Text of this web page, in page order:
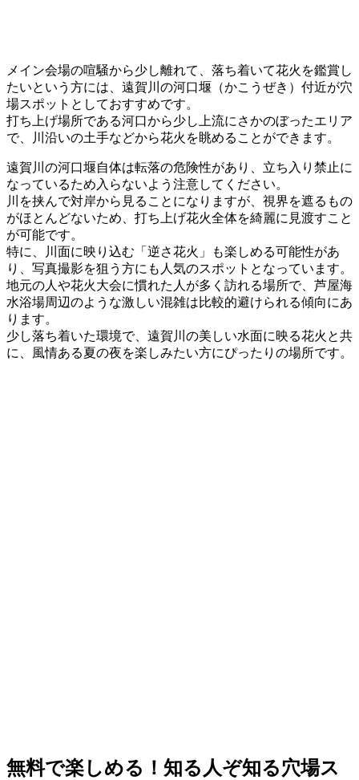
メイン会場の喧騒から少し離れて、落ち着いて花火を鑑賞し
たいという方には、遠賀川の河口堰（かこうぜき）付近が穴
場スポットとしておすすめです。
打ち上げ場所である河口から少し上流にさかのぼったエリア
で、川沿いの土手などから花火を眺めることができます。
遠賀川の河口堰自体は転落の危険性があり、立ち入り禁止に
なっているため入らないよう注意してください。
川を挟んで対岸から見ることになりますが、視界を遮るもの
がほとんどないため、打ち上げ花火全体を綺麗に見渡すこと
が可能です。
特に、川面に映り込む「逆さ花火」も楽しめる可能性があ
り、写真撮影を狙う方にも人気のスポットとなっています。
地元の人や花火大会に慣れた人が多く訪れる場所で、芦屋海
水浴場周辺のような激しい混雑は比較的避けられる傾向にあ
ります。
少し落ち着いた環境で、遠賀川の美しい水面に映る花火と共
に、風情ある夏の夜を楽しみたい方にぴったりの場所です。
無料で楽しめる！知る人ぞ知る穴場ス